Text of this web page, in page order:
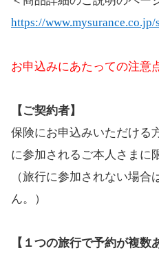
https://
お申込みにあたっての注意
【ご契約者】
保険にお申込みいただける
に参加されるご本人さまに
（旅行に参加されない場
ん。）
【１つの旅行で予約が複数